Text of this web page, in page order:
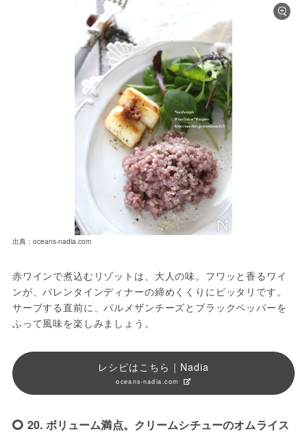
出典：oceans-nadia.com
赤ワインで煮込むリゾットは、大人の味。フワッと香るワイ
ンが、バレンタインディナーの締めくくりにピッタリです。
サーブする直前に、パルメザンチーズとブラックペッパーを
ふって風味を楽しみましょう。
レシピはこちら｜Nadia
oceans-nadia.com
20. ボリューム満点。クリームシチューのオムライス